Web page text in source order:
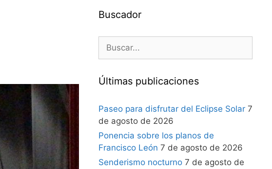
Buscador
Últimas publicaciones
Paseo para disfrutar del Eclipse Solar 7
de agosto de 2026
Ponencia sobre los planos de
Francisco León 7 de agosto de 2026
Senderismo nocturno 7 de agosto de